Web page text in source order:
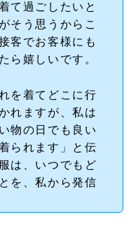
て過ごしたいと
そう思うからこ
客でお客様にも
ら嬉しいです。
を着てどこに行
れますが、私は
物の日でも良い
られます」と伝
は、いつでもど
を、私から発信